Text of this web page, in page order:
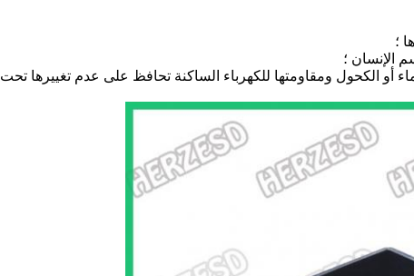
أو الكحول ومقاومتها للكهرباء الساكنة تحافظ على عدم تغييرها تحت